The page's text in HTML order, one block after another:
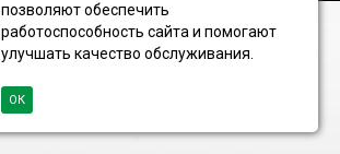
позволяют обеспечить
работоспособность сайта и помогают
улучшать качество обслуживания.
ОК